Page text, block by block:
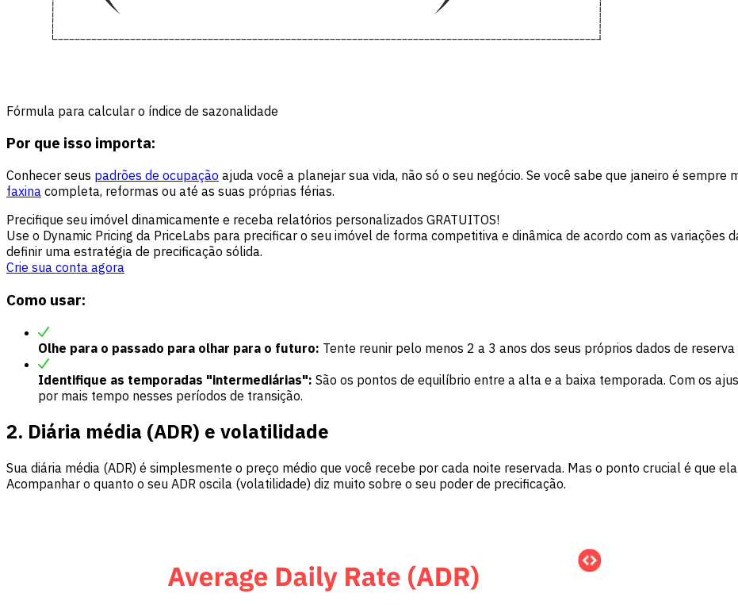
Fórmula para calcular o índice de sazonalidade
Por que isso importa:
Conhecer seus padrões de ocupação ajuda você a planejar sua vida, não só o seu negócio. Se você sabe que janeiro é
faxina completa, reformas ou até as suas próprias férias.
Precifique seu imóvel dinamicamente e receba relatórios personalizados GRATUITOS!
Use o Dynamic Pricing da PriceLabs para precificar o seu imóvel de forma competitiva e dinâmica de acordo com as variações
definir uma estratégia de precificação sólida.
Crie sua conta agora
Como usar:
Olhe para o passado para olhar para o futuro: Tente reunir pelo menos 2 a 3 anos dos seus próprios dados de
Identifique as temporadas "intermediárias": São os pontos de equilíbrio entre a alta e a baixa temporada. Com os
por mais tempo nesses períodos de transição.
2. Diária média (ADR) e volatilidade
Sua diária média (ADR) é simplesmente o preço médio que você recebe por cada noite reservada. Mas o ponto crucial é que ela
Acompanhar o quanto o seu ADR oscila (volatilidade) diz muito sobre o seu poder de precificação.